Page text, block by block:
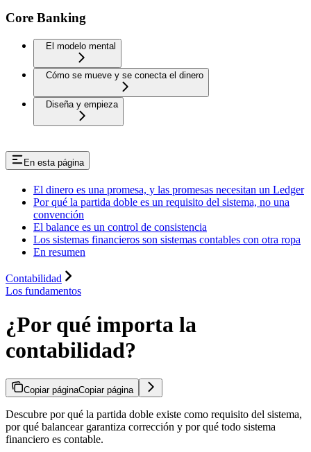
Core Banking
El modelo mental
Cómo se mueve y se conecta el dinero
Diseña y empieza
En esta página
El dinero es una promesa, y las promesas necesitan un Ledger
Por qué la partida doble es un requisito del sistema, no una
convención
El balance es un control de consistencia
Los sistemas financieros son sistemas contables con otra ropa
En resumen
Contabilidad
Los fundamentos
¿Por qué importa la
contabilidad?
Copiar páginaCopiar página
Descubre por qué la partida doble existe como requisito del sistema,
por qué balancear garantiza corrección y por qué todo sistema
financiero es contable.